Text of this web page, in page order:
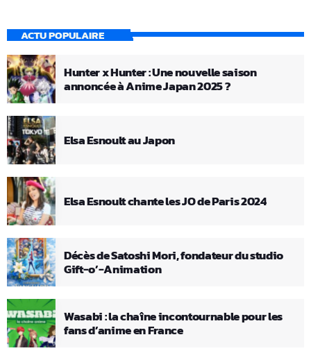
ACTU POPULAIRE
Hunter x Hunter : Une nouvelle saison
annoncée à Anime Japan 2025 ?
Elsa Esnoult au Japon
Elsa Esnoult chante les JO de Paris 2024
Décès de Satoshi Mori, fondateur du studio
Gift-o’-Animation
Wasabi : la chaîne incontournable pour les
fans d’anime en France